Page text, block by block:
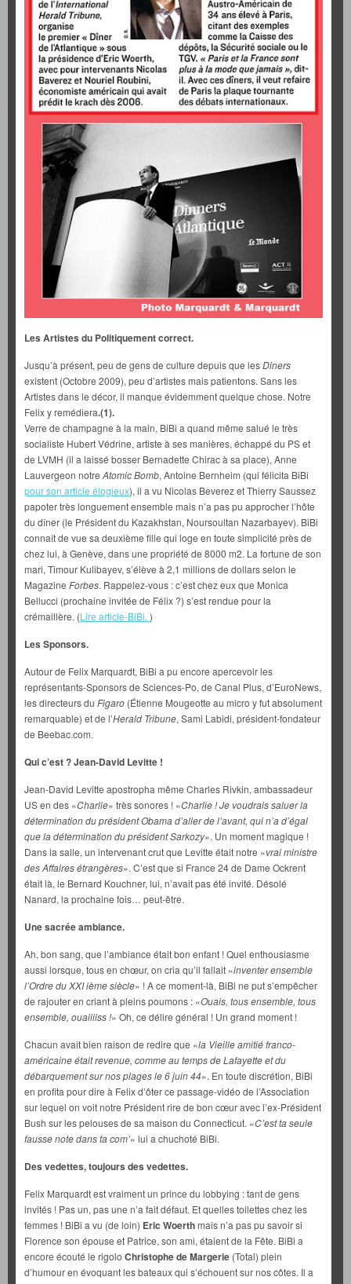
Les Artistes du Politiquement correct.
Jusqu’à présent, peu de gens de culture depuis que lesDiners
existent (Octobre 2009), peu d’artistes mais patientons. Sans les
Artistes dans le décor, il manque évidemment quelque chose. Notre
Felix y remédiera.(1).
Verre de champagne à la main, BiBi a quand même salué le très
socialiste Hubert Védrine, artiste à ses manières, échappé du PS et
de LVMH (il a laissé bosser Bernadette Chirac à sa place), Anne
Lauvergeon notre Atomic Bomb, Antoine Bernheim (qui félicita BiBi
pour son article élogieux), il a vu Nicolas Beverez et Thierry Saussez
papoter très longuement ensemble mais n’a pas pu approcher l’hôte
du dîner (le Président du Kazakhstan, Noursoultan Nazarbayev). BiBi
connaît de vue sa deuxième fille qui loge en toute simplicité près de
chez lui, à Genève, dans une propriété de 8000 m2. La fortune de son
mari, Timour Kulibayev, s’élève à 2,1 millions de dollars selon le
Magazine Forbes. Rappelez-vous : c’est chez eux que Monica
Bellucci (prochaine invitée de Félix ?) s’est rendue pour la
crémaillère. (Lire article-BiBi. )
Les Sponsors.
Autour de Felix Marquardt, BiBi a pu encore apercevoir les
représentants-Sponsors de Sciences-Po, de Canal Plus, d’EuroNews,
les directeurs du Figaro (Étienne Mougeotte au micro y fut absolument
remarquable) et de l’Herald Tribune, Sami Labidi, président-fondateur
de Beebac.com.
Qui c’est ? Jean-David Levitte !
Jean-David Levitte apostropha même Charles Rivkin, ambassadeur
US en des «Charlie» très sonores ! «Charlie ! Je voudrais saluer la
détermination du président Obama d’aller de l’avant, qui n’a d’égal
que la détermination du président Sarkozy». Un moment magique !
Dans la salle, un intervenant crut que Levitte était notre «vrai ministre
des Affaires étrangères». C’est que si France 24 de Dame Ockrent
était là, le Bernard Kouchner, lui, n’avait pas été invité. Désolé
Nanard, la prochaine fois… peut-être.
Une sacrée ambiance.
Ah, bon sang, que l’ambiance était bon enfant ! Quel enthousiasme
aussi lorsque, tous en chœur, on cria qu’il fallait «inventer ensemble
l’Ordre du XXI ième siècle» ! A ce moment-là, BiBi ne put s’empêcher
de rajouter en criant à pleins poumons : «Ouais, tous ensemble, tous
ensemble, ouaiiiiss !» Oh, ce délire général ! Un grand moment !
Chacun avait bien raison de redire que «la Vieille amitié franco-
américaine était revenue, comme au temps de Lafayette et du
débarquement sur nos plages le 6 juin 44». En toute discrétion, BiBi
en profita pour dire à Felix d’ôter ce passage-vidéo de l’Association
sur lequel on voit notre Président rire de bon cœur avec l’ex-Président
Bush sur les pelouses de sa maison du Connecticut. «C’est ta seule
fausse note dans ta com’» lui a chuchoté BiBi.
Des vedettes, toujours des vedettes.
Felix Marquardt est vraiment un prince du lobbying : tant de gens
invités ! Pas un, pas une n’a fait défaut. Et quelles toilettes chez les
femmes ! BiBi a vu (de loin) Eric Woerthmais n’a pas pu savoir si
Florence son épouse et Patrice, son ami, étaient de la Fête. BiBi a
encore écouté le rigolo Christophe de Margerie (Total) plein
d’humour en évoquant les bateaux qui s’échouent sur nos côtes. Il a